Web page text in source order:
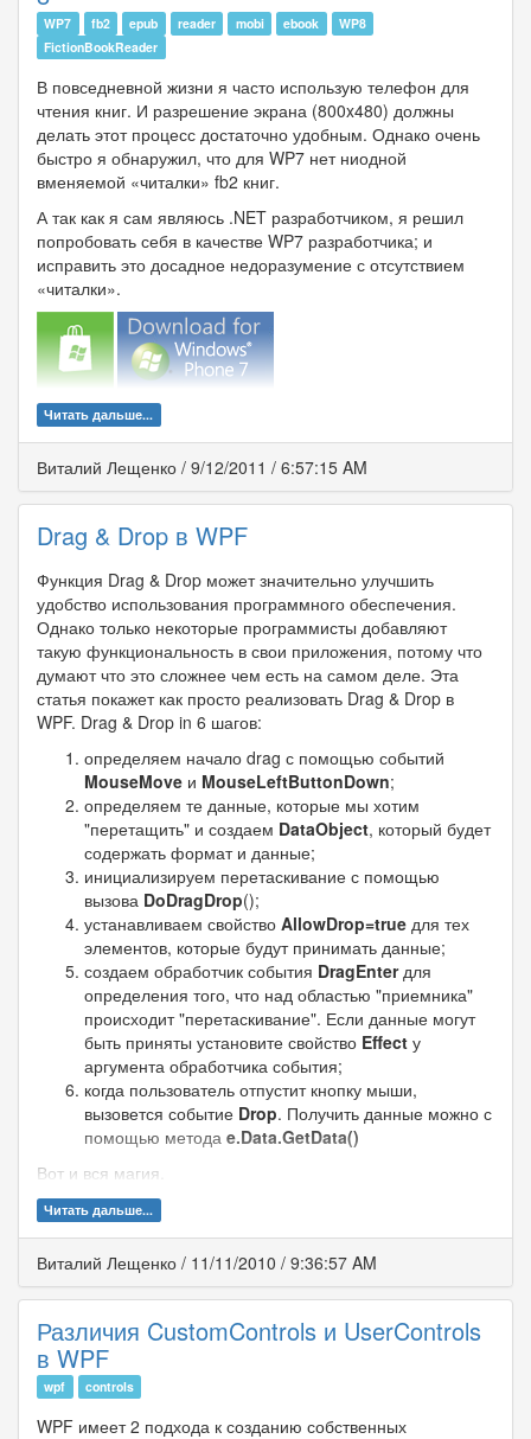
WP7 fb2 epub reader mobi ebook
WP8
FictionBookReader
В повседневной жизни я часто использую телефон для
чтения книг. И разрешение экрана (800x480) должны
делать этот процесс достаточно удобным. Однако очень
быстро я обнаружил, что для WP7 нет ниодной
вменяемой «читалки» fb2 книг.
А так как я сам являюсь .NET разработчиком, я решил
попробовать себя в качестве WP7 разработчика; и
исправить это досадное недоразумение с отсутствием
«читалки».
Читать дальше...
Виталий Лещенко / 9/12/2011 / 6:57:15 AM
Drag & Drop в WPF
Функция Drag & Drop может значительно улучшить
удобство использования программного обеспечения.
Однако только некоторые программисты добавляют
такую функциональность в свои приложения, потому что
думают что это сложнее чем есть на самом деле. Эта
статья покажет как просто реализовать Drag & Drop в
WPF. Drag & Drop in 6 шагов:
определяем начало drag с помощью событий
MouseMove и MouseLeftButtonDown;
определяем те данные, которые мы хотим
"перетащить" и создаем DataObject, который будет
содержать формат и данные;
инициализируем перетаскивание с помощью
вызова DoDragDrop();
устанавливаем свойство AllowDrop=true для тех
элементов, которые будут принимать данные;
создаем обработчик события DragEnterдля
определения того, что над областью "приемника"
происходит "перетаскивание". Если данные могут
быть приняты установите свойство Effect у
аргумента обработчика события;
когда пользователь отпустит кнопку мыши,
вызовется событие Drop. Получить данные можно с
помощью метода e.Data.GetData()
Вот и вся магия.
Читать дальше...
Виталий Лещенко / 11/11/2010 / 9:36:57 AM
Различия CustomControls и UserControls
в WPF
wpf controls
WPF имеет 2 подхода к созданию собственных